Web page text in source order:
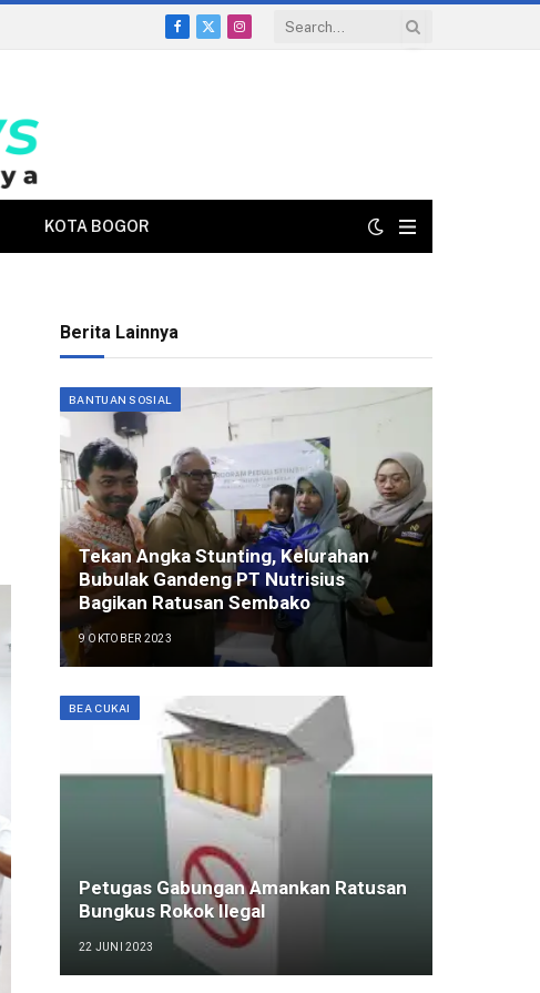
Facebook
X
Instagram
KOTA BOGOR
Berita Lainnya
BANTUAN SOSIAL
Tekan Angka Stunting, Kelurahan
Bubulak Gandeng PT Nutrisius
Bagikan Ratusan Sembako
9 OKTOBER 2023
BEA CUKAI
Petugas Gabungan Amankan Ratusan
Bungkus Rokok Ilegal
22 JUNI 2023